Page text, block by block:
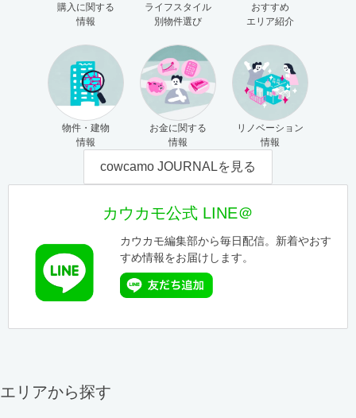
購入に関する
情報
ライフスタイル
別物件選び
おすすめ
エリア紹介
物件・建物
情報
お金に関する
情報
リノベーション
情報
cowcamo JOURNALを見る
カウカモ公式 LINE＠
カウカモ編集部から毎日配信。新着やおす
すめ情報をお届けします。
エリアから探す